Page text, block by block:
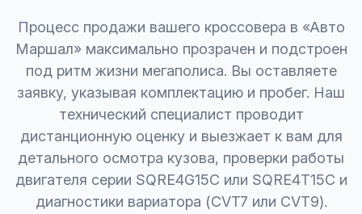
Процесс продажи вашего кроссовера в «Авто
Маршал» максимально прозрачен и подстроен
под ритм жизни мегаполиса. Вы оставляете
заявку, указывая комплектацию и пробег. Наш
технический специалист проводит
дистанционную оценку и выезжает к вам для
детального осмотра кузова, проверки работы
двигателя серии SQRE4G15C или SQRE4T15C и
диагностики вариатора (CVT7 или CVT9).